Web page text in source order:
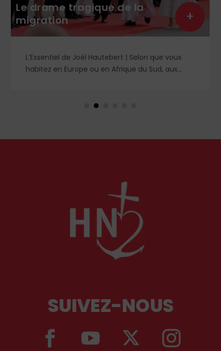
Le drame tragique de la
migration
L’Essentiel de Joël Hautebert | Selon que vous
habitez en Europe ou en Afrique du Sud, aux
événements aux Pays-Bas ou en Irlande
comme l'a rappelé Léon XIV récemment.
+
SUIVEZ-NOUS